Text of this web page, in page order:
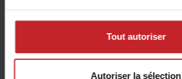
Tout autoriser
Autoriser la sélection